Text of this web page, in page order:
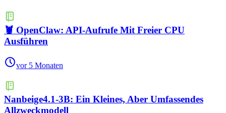
🦞 OpenClaw: API-Aufrufe Mit Freier CPU
Ausführen
vor 5 Monaten
Nanbeige4.1-3B: Ein Kleines, Aber Umfassendes
Allzweckmodell